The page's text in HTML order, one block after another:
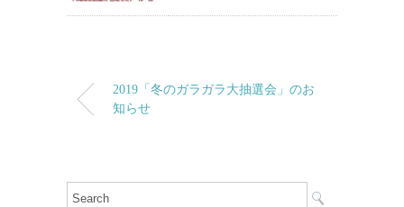
2019「冬のガラガラ大抽選会」のお
知らせ